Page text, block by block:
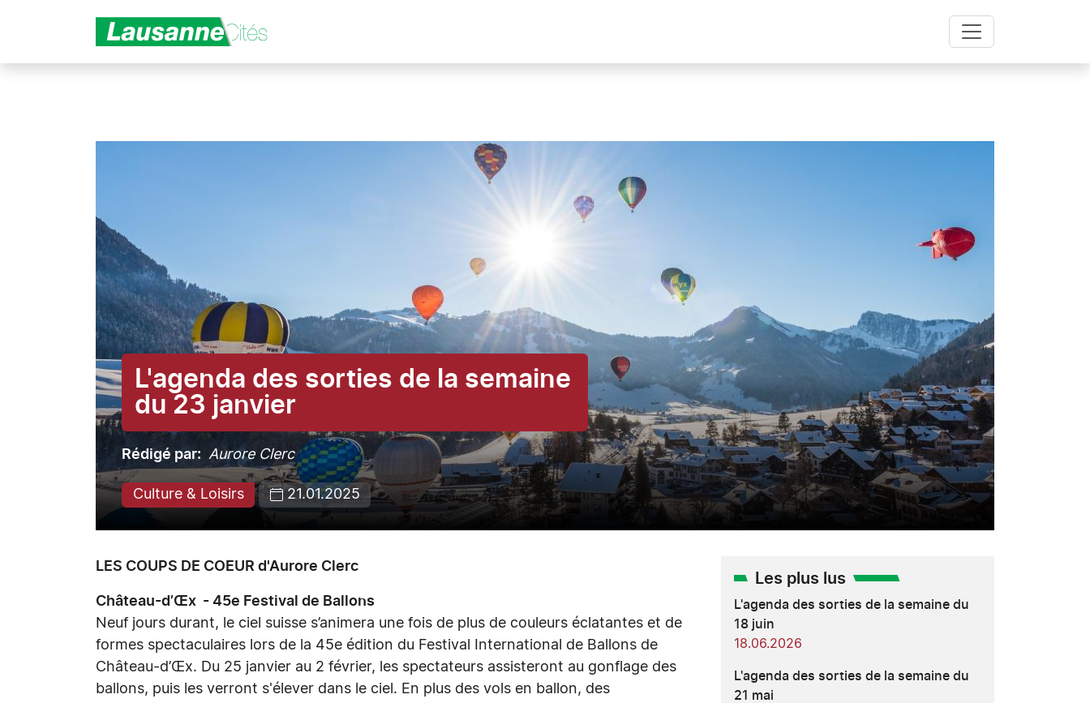
L'agenda des sorties de la semaine
du 23 janvier
Rédigé par Aurore Clerc
Culture & Loisirs 21.01.2025
LES COUPS DE COEUR d'Aurore Clerc
Château-d’Œx - 45e Festival de Ballons
Neuf jours durant, le ciel suisse s’animera une fois de plus de couleurs éclatantes et de
formes spectaculaires lors de la 45e édition du Festival International de Ballons de
Château-d’Œx. Du 25 janvier au 2 février, les spectateurs assisteront au gonflage des
ballons, puis les verront s'élever dans le ciel. En plus des vols en ballon, des
Les plus lus
L'agenda des sorties de la semaine du
18 juin
18.06.2026
L'agenda des sorties de la semaine du
21 mai